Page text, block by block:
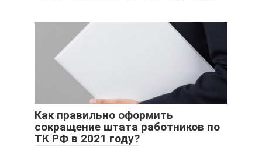
Как правильно оформить
сокращение штата работников по
ТК РФ в 2021 году?